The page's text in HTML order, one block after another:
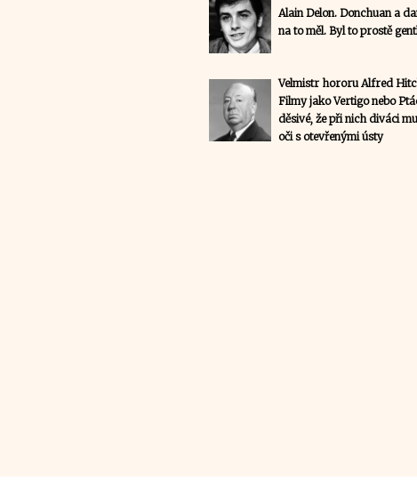
Alain Delon. Donchuan a
na to měl. Byl to prostě
Velmistr hororu Alfred
Filmy jako Vertigo nebo
děsivé, že při nich diváci
oči s otevřenými ústy